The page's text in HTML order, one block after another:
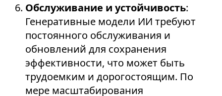
Обслуживание и устойчивость:
Генеративные модели ИИ требуют
постоянного обслуживания и
обновлений для сохранения
эффективности, что может быть
трудоемким и дорогостоящим. По
мере масштабирования